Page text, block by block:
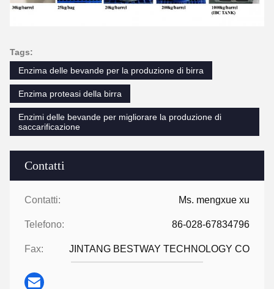
Contatti
Contatti: Ms. mengxue xu
Telefono: 86-028-67834796
Fax: JINTANG BESTWAY TECHNOLOGY CO
Tags:
Enzima delle bevande per la produzione di birra
Enzima proteasi della birra
Enzimi delle bevande per migliorare la produzione di
saccarificazione